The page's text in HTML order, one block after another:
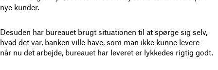
nye kunder.
Desuden har bureauet brugt situationen til at spørge sig selv,
hvad det var, banken ville have, som man ikke kunne levere –
når nu det arbejde, bureauet har leveret er lykkedes rigtig godt.